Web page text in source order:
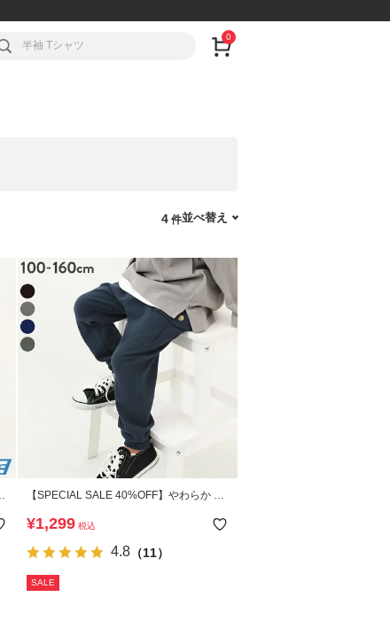
0
並べ替え
4
【SPECIAL SALE 40%OFF】やわらか ス
¥1,299 税込
4.8（11）
SALE